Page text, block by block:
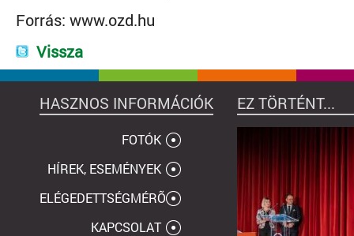
Forrás: www.ozd.hu
Vissza
HASZNOS INFORMÁCIÓK EZ TÖRTÉNT...
FOTÓK
HÍREK, ESEMÉNYEK
ELÉGEDETTSÉGMÉRÕ
KAPCSOLAT